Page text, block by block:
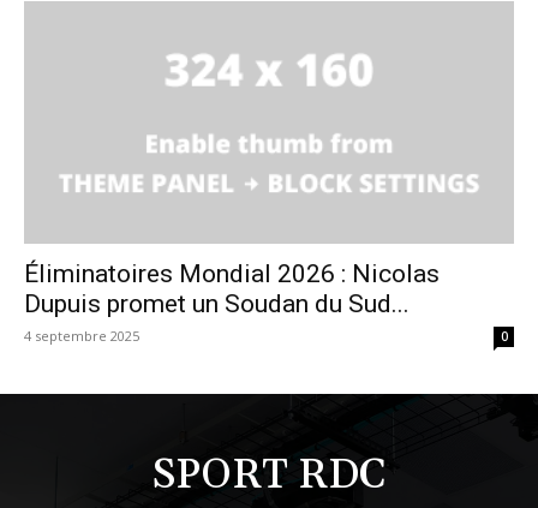
Éliminatoires Mondial 2026 : Nicolas
Dupuis promet un Soudan du Sud...
4 septembre 2025 0
SPORT RDC